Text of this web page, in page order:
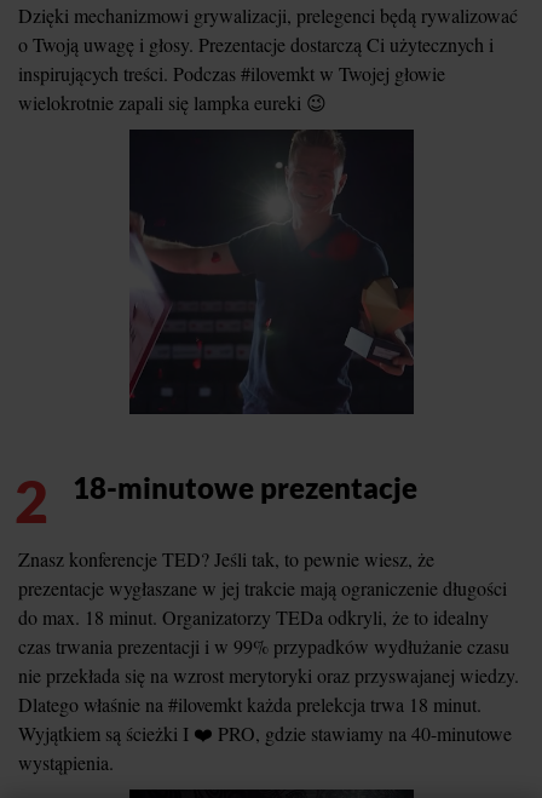
Dzięki mechanizmowi grywalizacji, prelegenci będą rywalizować
o Twoją uwagę i głosy. Prezentacje dostarczą Ci użytecznych i
inspirujących treści. Podczas #ilovemkt w Twojej głowie
wielokrotnie zapali się lampka eureki 😉
2 18-minutowe prezentacje
Znasz konferencje TED? Jeśli tak, to pewnie wiesz, że
prezentacje wygłaszane w jej trakcie mają ograniczenie długości
do max. 18 minut. Organizatorzy TEDa odkryli, że to idealny
czas trwania prezentacji i w 99% przypadków wydłużanie czasu
nie przekłada się na wzrost merytoryki oraz przyswajanej wiedzy.
Dlatego właśnie na #ilovemkt każda prelekcja trwa 18 minut.
Wyjątkiem są ścieżki I ❤️ PRO, gdzie stawiamy na 40-minutowe
wystąpienia.